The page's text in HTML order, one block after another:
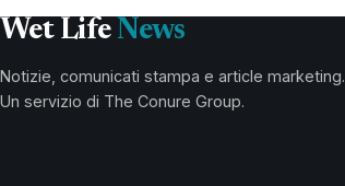
Wet Life News
Notizie, comunicati stampa e article marketing.
Un servizio di The Conure Group.